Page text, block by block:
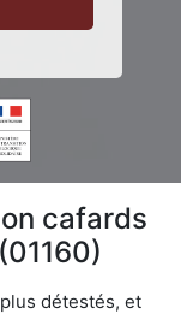
cafards
détestés, et